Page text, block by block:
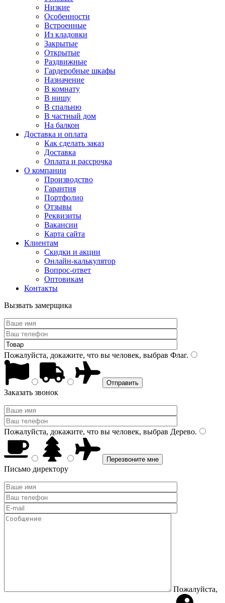
Низкие
Особенности
Встроенные
Из кладовки
Закрытые
Открытые
Раздвижные
Гардеробные шкафы
Назначение
В комнату
В нишу
В спальню
В частный дом
На балкон
Доставка и оплата
Как сделать заказ
Доставка
Оплата и рассрочка
О компании
Производство
Гарантия
Портфолио
Отзывы
Реквизиты
Вакансии
Карта сайта
Клиентам
Скидки и акции
Онлайн-калькулятор
Вопрос-ответ
Оптовикам
Контакты
Вызвать замерщика
Пожалуйста, докажите, что вы человек, выбрав Флаг.
Заказать звонок
Пожалуйста, докажите, что вы человек, выбрав Дерево.
Письмо директору
Пожалуйста,